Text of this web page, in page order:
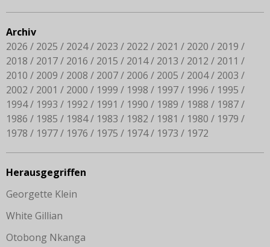
Archiv
2026
2025 2024 2023 2022 2021 2020
2019
2018
2017 2016 2015 2014 2013 2012
2011
2010
2009 2008 2007 2006 2005 2004
2003
2002
2001 2000 1999 1998 1997 1996
1995
1994
1993 1992 1991 1990 1989 1988
1987
1986
1985 1984 1983 1982 1981 1980
1979
1978
1977 1976 1975 1974 1973 1972
Herausgegriffen
Georgette Klein
White Gillian
Otobong Nkanga